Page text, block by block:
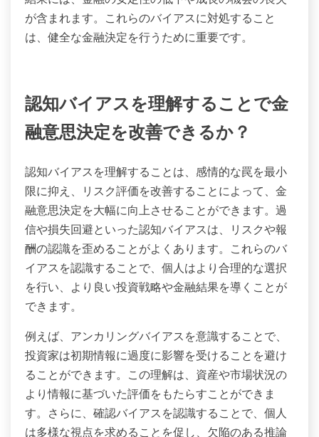
スはリスク認識を歪め、悪い意思決定をもたらしま
す。例えば、過信バイアスは投資家がリスクを過小
的な選択を悪化させる可能性があります。長期的な
結果には、金融の安定性の低下や成長の機会の喪失
が含まれます。これらのバイアスに対処すること
は、健全な金融決定を行うために重要です。
認知バイアスを理解することで金
融意思決定を改善できるか？
認知バイアスを理解することは、感情的な罠を最小